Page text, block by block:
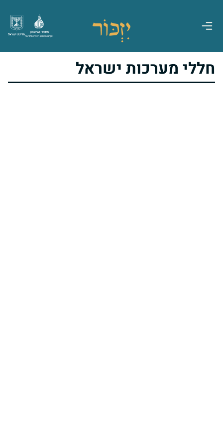
מדינת ישראל
משרד הביטחון
אגף משפחות, הנצחה ומורשת
חללי מערכות ישראל